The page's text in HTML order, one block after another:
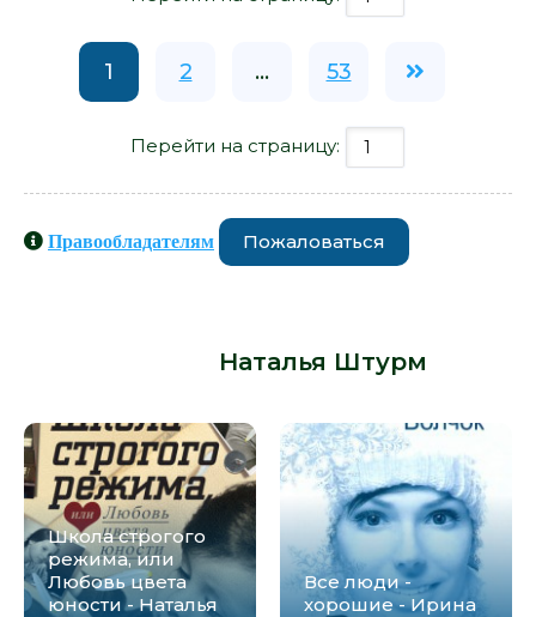
1 2 ... 53
Перейти на страницу:
Правообладателям Пожаловаться
Наталья Штурм
Школа строгого
режима, или
Любовь цвета
юности - Наталья
Все люди -
хорошие - Ирина